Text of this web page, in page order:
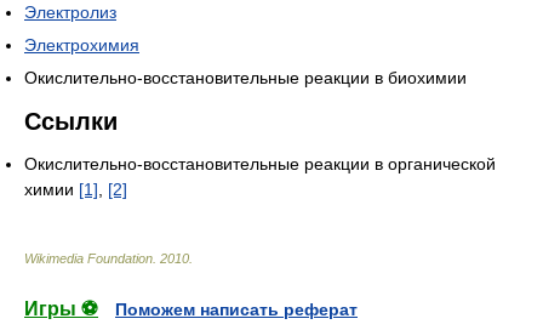
Электролиз
Электрохимия
Окислительно-восстановительные реакции в биохимии
Ссылки
Окислительно-восстановительные реакции в органической
химии [1] [2]
Wikimedia Foundation 2010
Игры ⚽
Поможем написать реферат